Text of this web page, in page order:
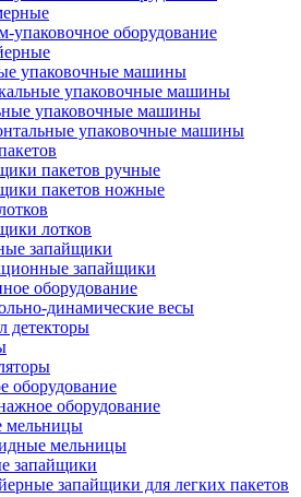
упаковочное оборудование
упаковочные машины
упаковочные машины
упаковочные машины
упаковочные машины
пакетов ручные
пакетов ножные
лотков
запайщики
запайщики
оборудование
динамические весы
детекторы
оборудование
оборудование
мельницы
мельницы
запайщики
запайщики для легких пакетов